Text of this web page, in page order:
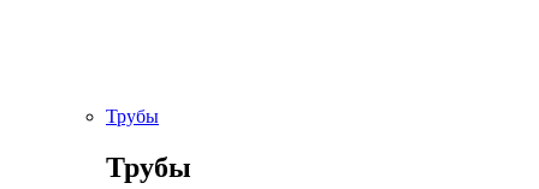
Трубы
Трубы